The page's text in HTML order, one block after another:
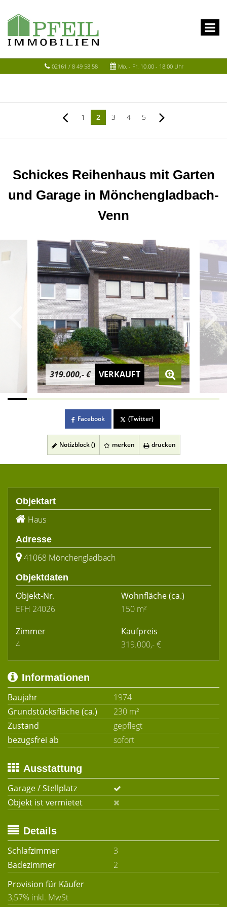
02161 / 8 49 58 58 Mo. - Fr. 10.00 - 18.00 Uhr
1 2 3 4 5
Schickes Reihenhaus mit Garten
und Garage in Mönchengladbach-
Venn
319.000,- € VERKAUFT
Facebook (Twitter)
Notizblock () merken drucken
Objektart
Haus
Adresse
41068 Mönchengladbach
Objektdaten
Objekt-Nr.
EFH 24026
Wohnfläche(ca.)
150 m²
Zimmer
4
Kaufpreis
319.000,- €
Informationen
Baujahr
1974
Grundstücksfläche (ca.)
230 m²
Zustand
gepflegt
bezugsfrei ab
sofort
Ausstattung
Garage / Stellplatz
Objekt ist vermietet
Details
Schlafzimmer
3
Badezimmer
2
Provision für Käufer
3,57% inkl. MwSt